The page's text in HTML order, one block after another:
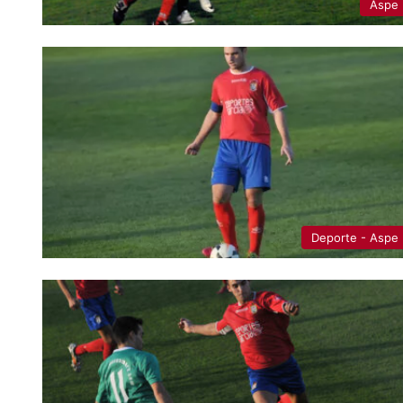
Aspe
Deporte - Aspe